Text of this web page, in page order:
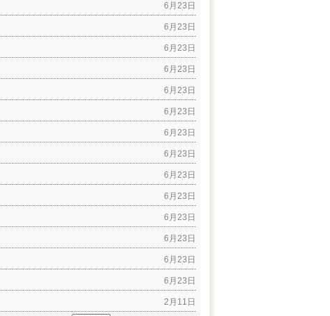
6月23日
6月23日
6月23日
6月23日
6月23日
6月23日
6月23日
6月23日
6月23日
6月23日
6月23日
6月23日
6月23日
6月23日
2月11日